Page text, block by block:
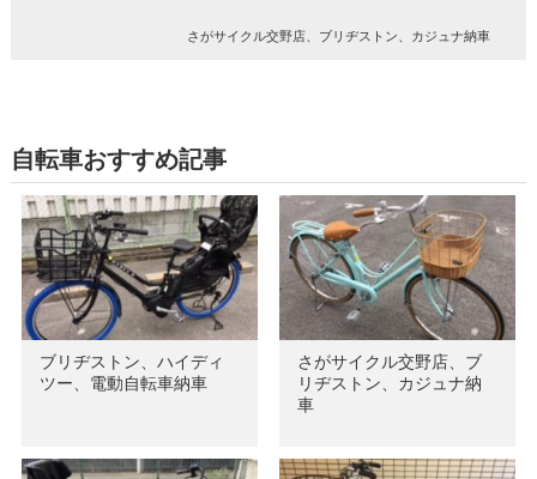
さがサイクル交野店、ブリヂストン、カジュナ納車
自転車おすすめ記事
ブリヂストン、ハイディ
ツー、電動自転車納車
さがサイクル交野店、ブ
リヂストン、カジュナ納
車